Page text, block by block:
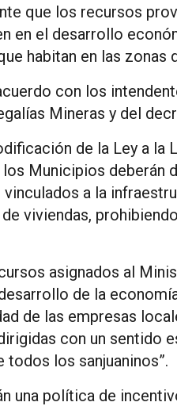
que los recursos
en el desarrollo
habitan en las
con los
Mineras y del
de la Ley a la
Municipios deberán
a la
viviendas,
asignados al
de la
de las empresas
con un sentido
los sanjuaninos”.
una política de